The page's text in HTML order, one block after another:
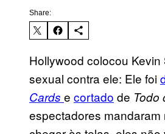
Share:
Hollywood colocou
sexual contra ele: Ele foi
Cards e cortado de Todo
espectadores